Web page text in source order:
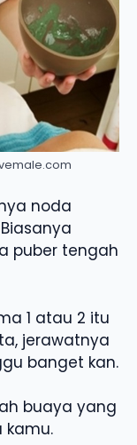
noda
puber tengah
1 atau 2 itu
jerawatnya
banget kan.
buaya yang
kamu.